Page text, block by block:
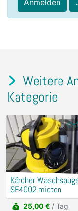
Anmelden
Weitere
Kategorie
Kärcher
SE4002 mieten
25,00 € / Tag